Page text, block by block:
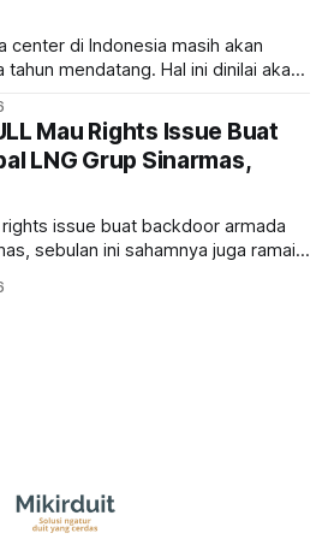
center di Indonesia masih akan
mendatang. Hal ini dinilai akan
Mau Rights Issue Buat
LNG Grup Sinarmas,
issue buat backdoor armada
sebulan ini sahamnya juga ramai